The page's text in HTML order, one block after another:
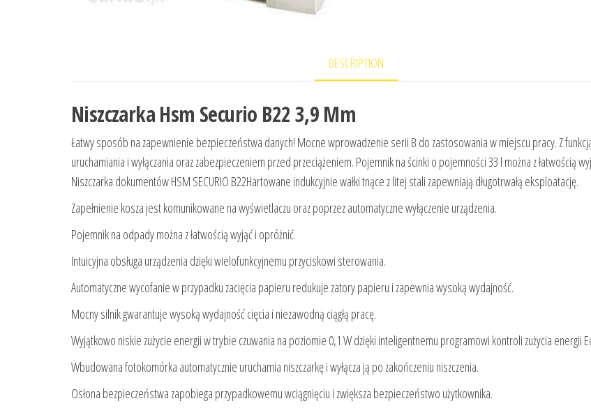
DESCRIPTION
Niszczarka Hsm Securio B22 3,9 Mm
Łatwy sposób na zapewnienie bezpieczeństwa danych! Mocne wprowadzenie serii B do zastosowania w miejscu pracy. Z
uruchamiania i wyłączania oraz zabezpieczeniem przed przeciążeniem. Pojemnik na ścinki o pojemności 33 l można z łatwością
Niszczarka dokumentów HSM SECURIO B22Hartowane indukcyjnie wałki tnące z litej stali zapewniają długotrwałą eksploatację.
Zapełnienie kosza jest komunikowane na wyświetlaczu oraz poprzez automatyczne wyłączenie urządzenia.
Pojemnik na odpady można z łatwością wyjąć i opróżnić.
Intuicyjna obsługa urządzenia dzięki wielofunkcyjnemu przyciskowi sterowania.
Automatyczne wycofanie w przypadku zacięcia papieru redukuje zatory papieru i zapewnia wysoką wydajność.
Mocny silnik gwarantuje wysoką wydajność cięcia i niezawodną ciągłą pracę.
Wyjątkowo niskie zużycie energii w trybie czuwania na poziomie 0,1 W dzięki inteligentnemu programowi kontroli zużycia energii
Wbudowana fotokomórka automatycznie uruchamia niszczarkę i wyłącza ją po zakończeniu niszczenia.
Osłona bezpieczeństwa zapobiega przypadkowemu wciągnięciu i zwiększa bezpieczeństwo użytkownika.